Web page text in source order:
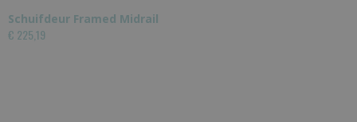
Schuifdeur Framed Midrail
€ 225,19